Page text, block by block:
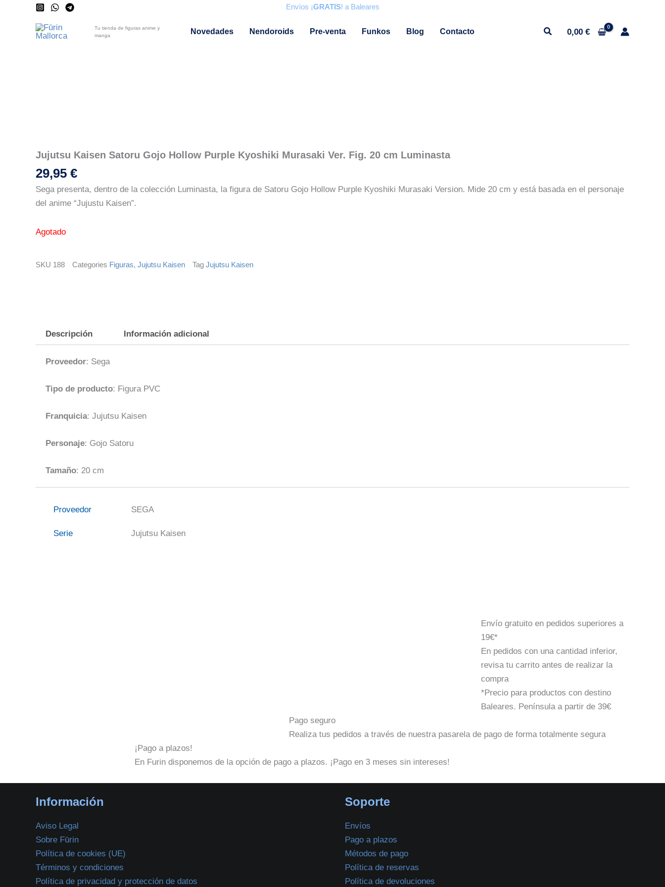
Envíos ¡GRATIS! a Baleares
Tu tienda de figuras anime y
manga
Novedades Nendoroids Pre-venta Funkos Blog Contacto 0,00 €
Jujutsu Kaisen Satoru Gojo Hollow Purple Kyoshiki Murasaki Ver. Fig. 20 cm Luminasta
29,95 €
Sega presenta, dentro de la colección Luminasta, la figura de Satoru Gojo Hollow Purple Kyoshiki Murasaki Version. Mide 20 cm y está basada en el personaje
del anime “Jujustu Kaisen”.
Agotado
SKU 188 Categories Figuras, Jujutsu Kaisen Tag Jujutsu Kaisen
Descripción Información adicional
Proveedor: Sega
Tipo de producto: Figura PVC
Franquicia: Jujutsu Kaisen
Personaje: Gojo Satoru
Tamaño: 20 cm
Proveedor SEGA
Serie Jujutsu Kaisen
Envío gratuito en pedidos superiores a
19€*
En pedidos con una cantidad inferior,
revisa tu carrito antes de realizar la
compra
*Precio para productos con destino
Baleares. Península a partir de 39€
Pago seguro
Realiza tus pedidos a través de nuestra pasarela de pago de forma totalmente segura
¡Pago a plazos!
En Furin disponemos de la opción de pago a plazos. ¡Pago en 3 meses sin intereses!
Información
Aviso Legal
Sobre Fūrin
Política de cookies (UE)
Términos y condiciones
Política de privacidad y protección de datos
Soporte
Envíos
Pago a plazos
Métodos de pago
Política de reservas
Política de devoluciones